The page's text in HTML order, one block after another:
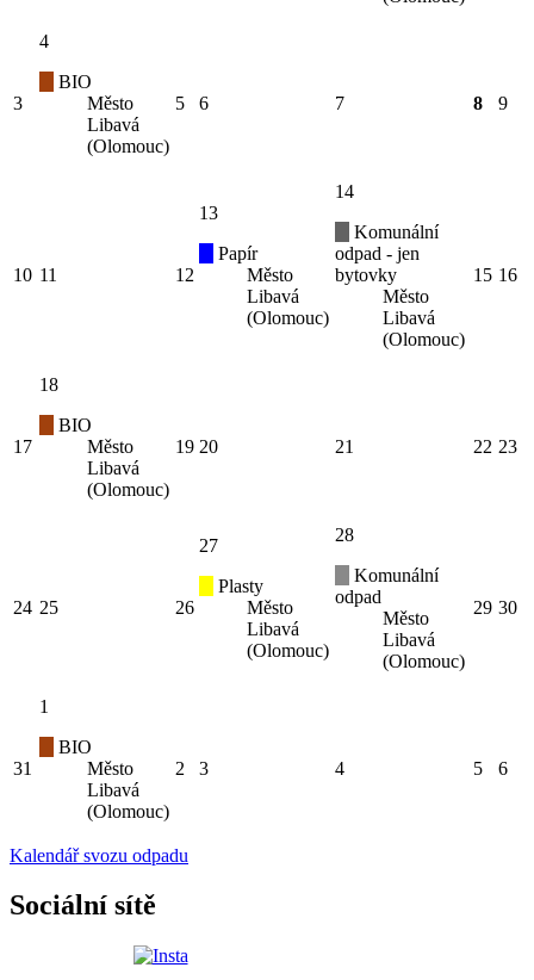
3
4
BIO
Město
Libavá
(Olomouc)
5 6 7 8 9
10 11 12
13
Papír
Město
Libavá
(Olomouc)
14
Komunální
odpad - jen
bytovky
Město
Libavá
(Olomouc)
15 16
17
18
BIO
Město
Libavá
(Olomouc)
19 20 21 22 23
24 25 26
27
Plasty
Město
Libavá
(Olomouc)
28
Komunální
odpad
Město
Libavá
(Olomouc)
29 30
31
1
BIO
Město
Libavá
(Olomouc)
2 3 4 5 6
Kalendář svozu odpadu
Sociální sítě